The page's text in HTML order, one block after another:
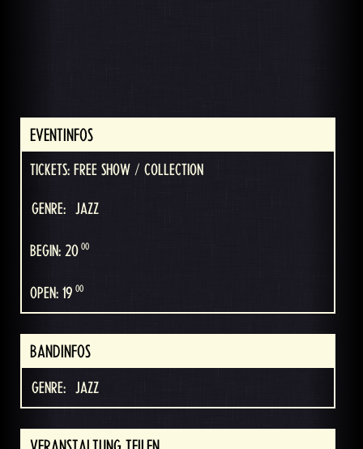
EVENTINFOS
TICKETS: FREE SHOW / COLLECTION
GENRE: JAZZ
BEGIN: 20 00
OPEN: 19 00
BANDINFOS
GENRE: JAZZ